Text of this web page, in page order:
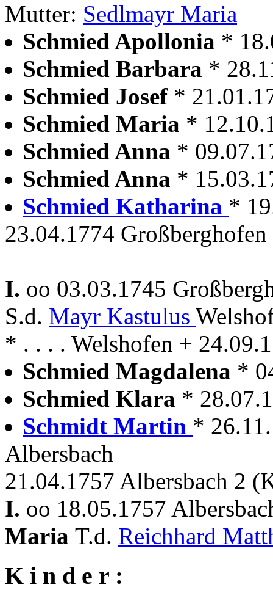
Mutter: Sedlmayr Maria
Schmied Apollonia *
Schmied Barbara *
Schmied Josef *
Schmied Maria *
Schmied Anna *
Schmied Anna *
Schmied Katharina *
23.04.1774 Großberghofen
I. oo 03.03.1745
S.d. Mayr Kastulus
* . . . . Welshofen +
Schmied Magdalena *
Schmied Klara *
Schmidt Martin *
Albersbach
21.04.1757 Albersbach 2
I. oo 18.05.1757
Maria T.d. Reichhard
K i n d e r :